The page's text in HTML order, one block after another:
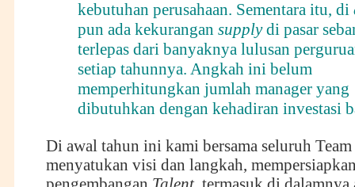
kebutuhan perusahaan. Sementara itu, di
pun ada kekurangan supplydi pasar
terlepas dari banyaknya lulusan
setiap tahunnya. Angkah ini belum
memperhitungkan jumlah manager yang
dibutuhkan dengan kehadiran investasi
Di awal tahun ini kami bersama seluruh
menyatukan visi dan langkah,